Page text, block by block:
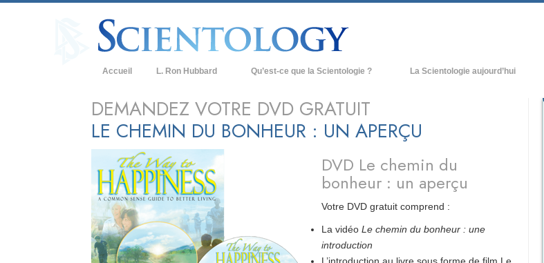
Accueil L. Ron Hubbard Qu’est-ce que la Scientologie ?
Credos et Codes de Scientologie
Rencontrez un scientologue
À l’intérieur d’une église
Les principes de base de la Scientologie
La Dianétique : Une introduction
La Scientologie aujourd’hui
Nouvelles Églises de Scientologie
Apporter la Scientologie au monde
DEMANDEZ VOTRE DVD GRATUIT
LE CHEMIN DU BONHEUR : UN APERÇU
DVD Le chemin du
bonheur : un aperçu
Votre DVD gratuit comprend :
La vidéo Le chemin du bonheur : une
introduction